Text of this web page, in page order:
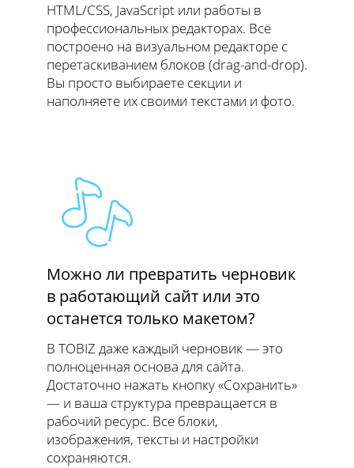
HTML/CSS, JavaScript или работы в
профессиональных редакторах. Всё
построено на визуальном редакторе с
перетаскиванием блоков (drag-and-drop).
Вы просто выбираете секции и
наполняете их своими текстами и фото.
Можно ли превратить черновик
в работающий сайт или это
останется только макетом?
В TOBIZ даже каждый черновик — это
полноценная основа для сайта.
Достаточно нажать кнопку «Сохранить»
— и ваша структура превращается в
рабочий ресурс. Все блоки,
изображения, тексты и настройки
сохраняются.